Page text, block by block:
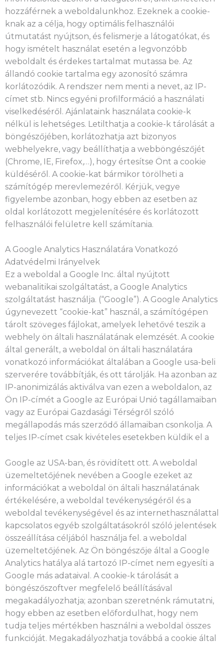
hozzáférnek a weboldalunkhoz. Ezeknek a cookie-
knak az a célja, hogy optimális felhasználói
útmutatást nyújtson, és felismerje a látogatókat, és
hogy ismételt használat esetén a legvonzóbb
weboldalt és érdekes tartalmat mutassa be. Az
állandó cookie tartalma egy azonosító számra
korlátozódik. A rendszer nem menti a nevet, az IP-
címet stb. Nincs egyéni profilformáció a használati
viselkedéséről. Ajánlataink használata cookie-k
nélkül is lehetséges. Letilthatja a cookie-k tárolását a
böngészőjében, korlátozhatja azt bizonyos
webhelyekre, vagy beállíthatja a webböngészőjét
(Chrome, IE, Firefox,…), hogy értesítse Önt a cookie
küldéséről. A cookie-kat bármikor törölheti a
számítógép merevlemezéről. Kérjük, vegye
figyelembe azonban, hogy ebben az esetben az
oldal korlátozott megjelenítésére és korlátozott
felhasználói felületre kell számítania.
A Google Analytics Használatára Vonatkozó
Adatvédelmi Irányelvek
Ez a weboldal a Google Inc. által nyújtott
webanalitikai szolgáltatást, a Google Analytics
szolgáltatást használja. (“Google”). A Google Analytics
úgynevezett “cookie-kat” használ, a számítógépen
tárolt szöveges fájlokat, amelyek lehetővé teszik a
webhely ön általi használatának elemzését. A cookie
által generált, a weboldal ön általi használatára
vonatkozó információkat általában a Google usa-beli
szerverére továbbítják, és ott tárolják. Ha azonban az
IP-anonimizálás aktiválva van ezen a weboldalon, az
Ön IP-címét a Google az Európai Unió tagállamaiban
vagy az Európai Gazdasági Térségről szóló
megállapodás más szerződő államaiban csonkolja. A
teljes IP-címet csak kivételes esetekben küldik el a
Google az USA-ban, és rövidített ott. A weboldal
üzemeltetőjének nevében a Google ezeket az
információkat a weboldal ön általi használatának
értékelésére, a weboldal tevékenységéről és a
weboldal tevékenységével és az internethasználattal
kapcsolatos egyéb szolgáltatásokról szóló jelentések
összeállítása céljából használja fel. a weboldal
üzemeltetőjének. Az Ön böngészője által a Google
Analytics hatálya alá tartozó IP-címet nem egyesíti a
Google más adataival. A cookie-k tárolását a
böngészőszoftver megfelelő beállításával
megakadályozhatja; azonban szeretnénk rámutatni,
hogy ebben az esetben előfordulhat, hogy nem
tudja teljes mértékben használni a weboldal összes
funkcióját. Megakadályozhatja továbbá a cookie által